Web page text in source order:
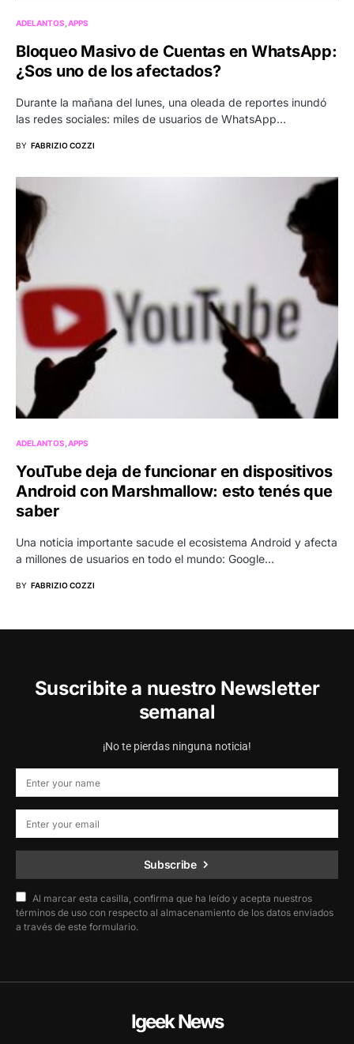
ADELANTOS APPS
Bloqueo Masivo de Cuentas en WhatsApp:
¿Sos uno de los afectados?
Durante la mañana del lunes, una oleada de reportes inundó
las redes sociales: miles de usuarios de WhatsApp…
BY FABRIZIO COZZI
ADELANTOS APPS
YouTube deja de funcionar en dispositivos
Android con Marshmallow: esto tenés que
saber
Una noticia importante sacude el ecosistema Android y afecta
a millones de usuarios en todo el mundo: Google…
BY FABRIZIO COZZI
Suscribite a nuestro Newsletter
semanal
¡No te pierdas ninguna noticia!
Subscribe
Al marcar esta casilla, confirma que ha leído y acepta nuestros
términos de uso con respecto al almacenamiento de los datos enviados
a través de este formulario.
Igeek News